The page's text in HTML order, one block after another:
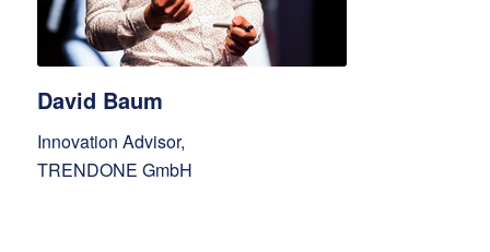
David Baum
Innovation Advisor,
TRENDONE GmbH